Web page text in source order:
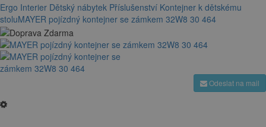
Ergo Interier Dětský nábytek Příslušenství Kontejner k dětskému
stoluMAYER pojízdný kontejner se zámkem 32W8 30 464
Odeslat na mail